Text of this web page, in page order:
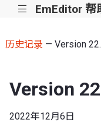
||| EmEditor 帮
历史记录 — Version
Version
2022年12月6日